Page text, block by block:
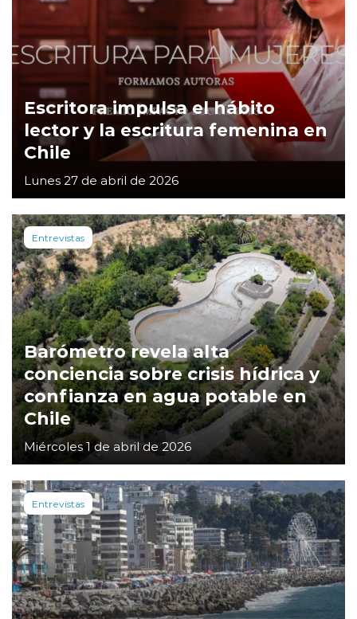
Escritora impulsa el hábito
lector y la escritura femenina en
Chile
Lunes 27 de abril de 2026
Entrevistas
Barómetro revela alta
conciencia sobre crisis hídrica y
confianza en agua potable en
Chile
Miércoles 1 de abril de 2026
Entrevistas